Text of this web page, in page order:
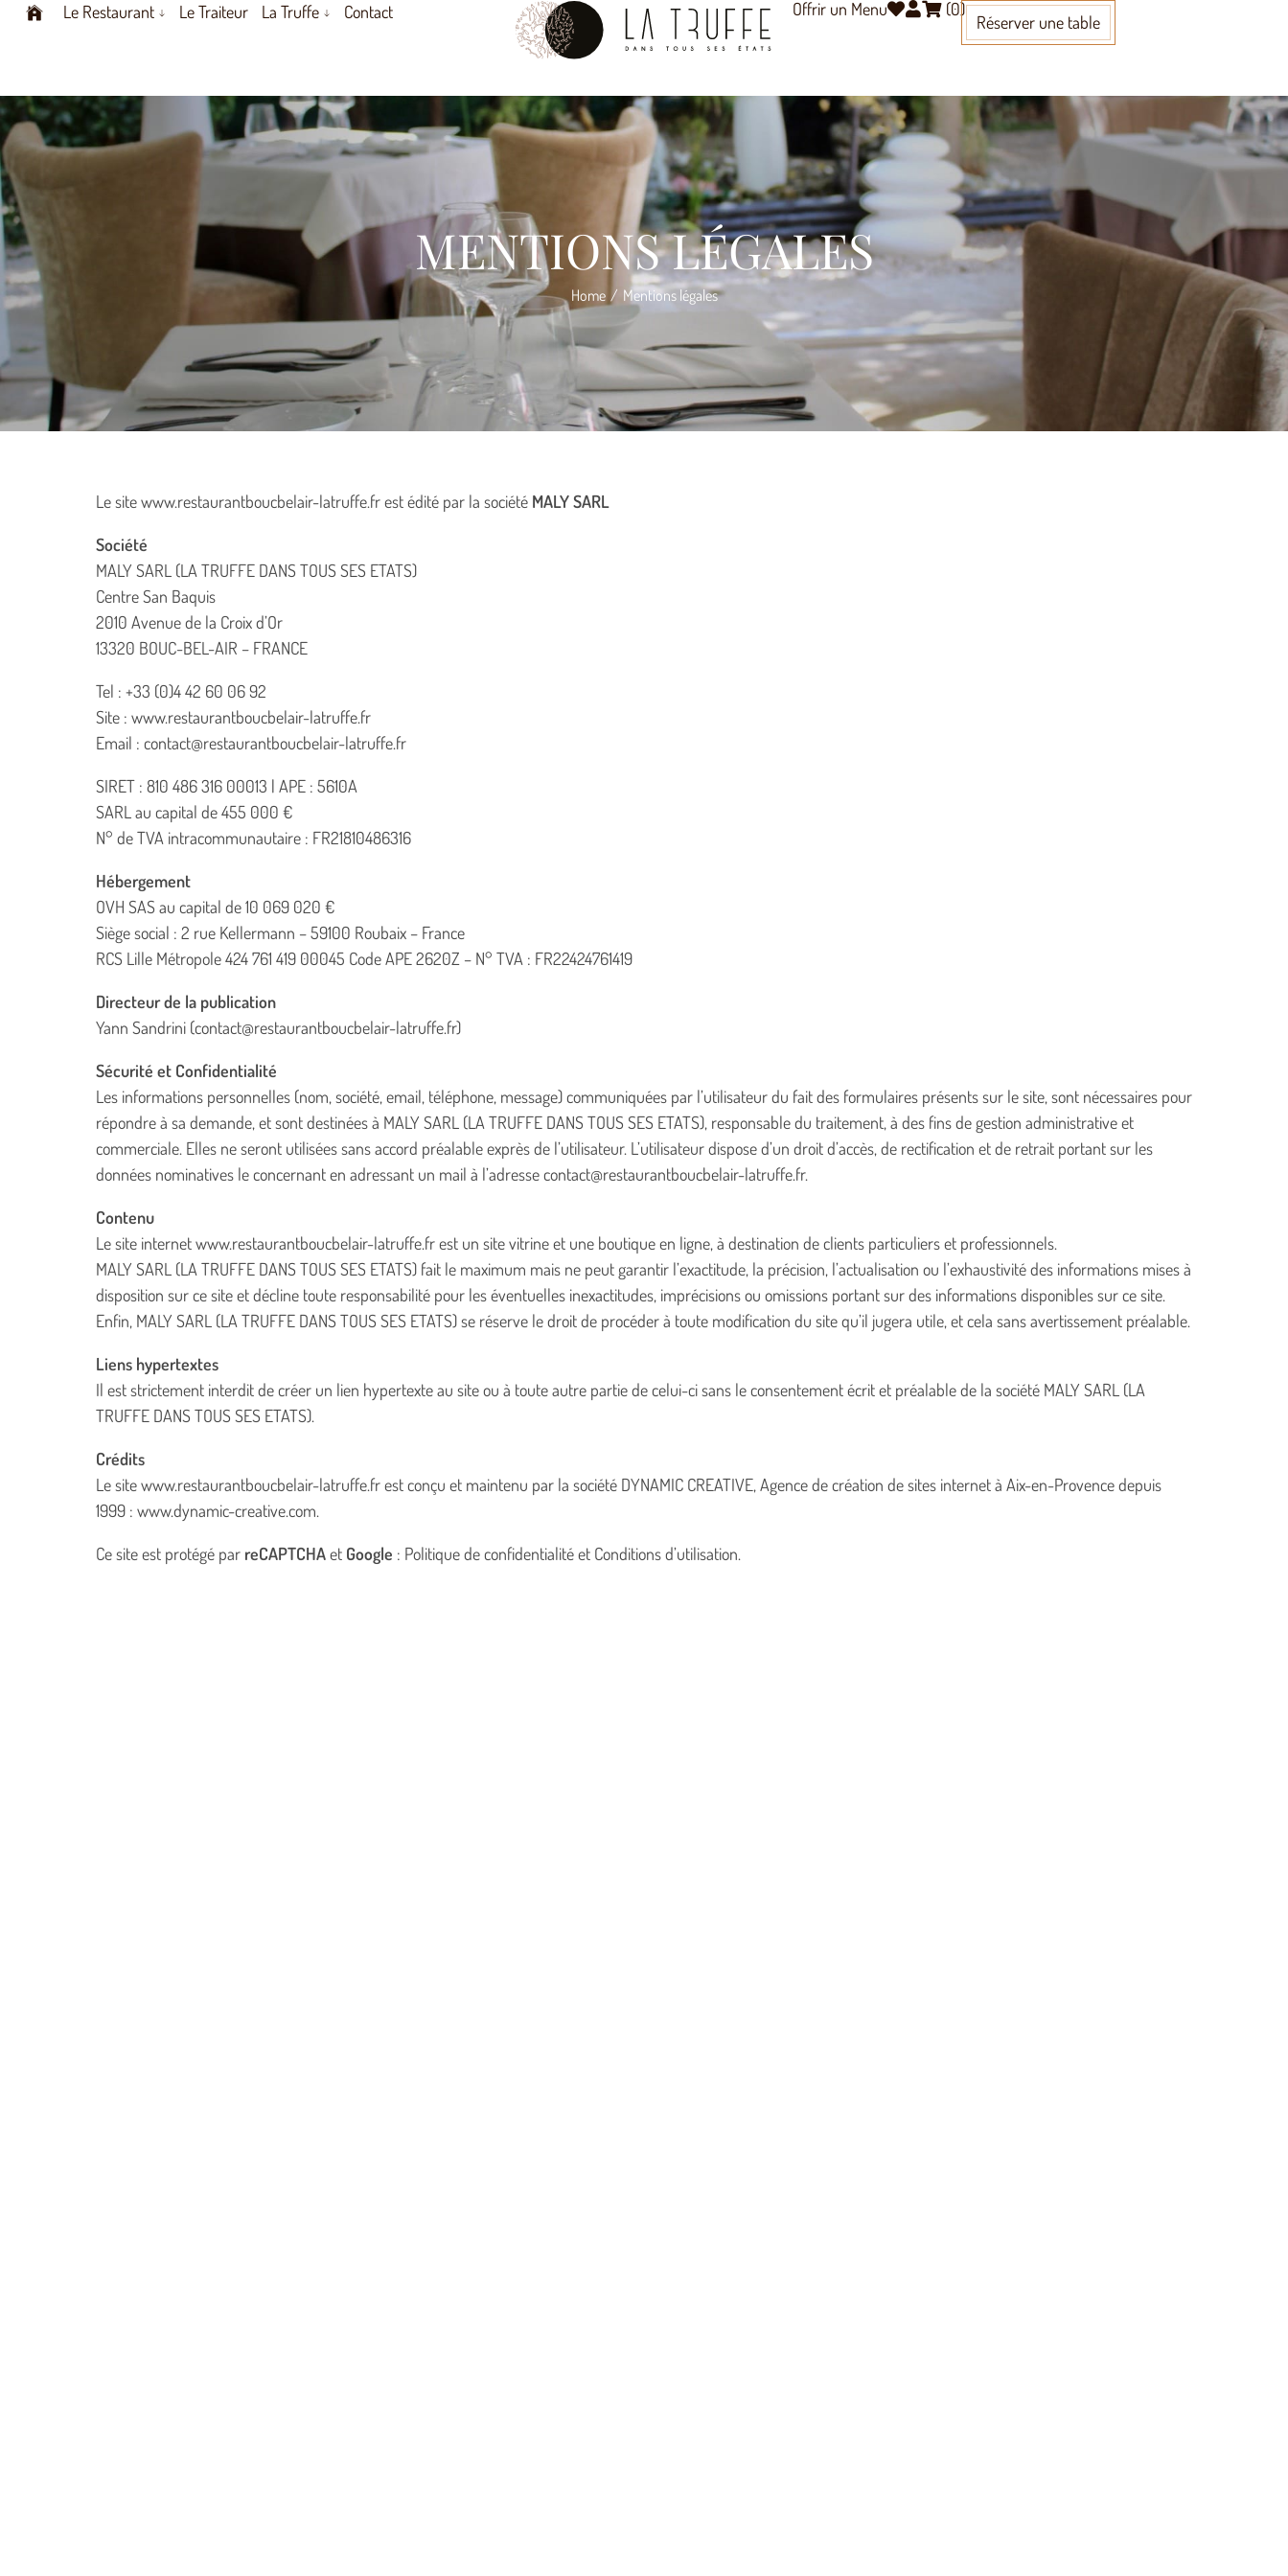
Le Restaurant Le Traiteur La Truffe Contact Offrir un Menu (0)
Réserver une table
MENTIONS LÉGALES
Home / Mentions légales
Le site www.restaurantboucbelair-latruffe.fr est édité par la société MALY SARL
Société
MALY SARL (LA TRUFFE DANS TOUS SES ETATS)
Centre San Baquis
2010 Avenue de la Croix d’Or
13320 BOUC-BEL-AIR – FRANCE
Tel : +33 (0)4 42 60 06 92
Site : www.restaurantboucbelair-latruffe.fr
Email : contact@restaurantboucbelair-latruffe.fr
SIRET : 810 486 316 00013 | APE : 5610A
SARL au capital de 455 000 €
N° de TVA intracommunautaire : FR21810486316
Hébergement
OVH SAS au capital de 10 069 020 €
Siège social : 2 rue Kellermann – 59100 Roubaix – France
RCS Lille Métropole 424 761 419 00045 Code APE 2620Z – N° TVA : FR22424761419
Directeur de la publication
Yann Sandrini (contact@restaurantboucbelair-latruffe.fr)
Sécurité et Confidentialité
Les informations personnelles (nom, société, email, téléphone, message) communiquées par l’utilisateur du fait des formulaires présents sur le site, sont nécessaires pour
répondre à sa demande, et sont destinées à MALY SARL (LA TRUFFE DANS TOUS SES ETATS), responsable du traitement, à des fins de gestion administrative et
commerciale. Elles ne seront utilisées sans accord préalable exprès de l’utilisateur. L’utilisateur dispose d’un droit d’accès, de rectification et de retrait portant sur les
données nominatives le concernant en adressant un mail à l’adresse contact@restaurantboucbelair-latruffe.fr.
Contenu
Le site internet www.restaurantboucbelair-latruffe.fr est un site vitrine et une boutique en ligne, à destination de clients particuliers et professionnels.
MALY SARL (LA TRUFFE DANS TOUS SES ETATS) fait le maximum mais ne peut garantir l’exactitude, la précision, l’actualisation ou l’exhaustivité des informations mises à
disposition sur ce site et décline toute responsabilité pour les éventuelles inexactitudes, imprécisions ou omissions portant sur des informations disponibles sur ce site.
Enfin, MALY SARL (LA TRUFFE DANS TOUS SES ETATS) se réserve le droit de procéder à toute modification du site qu’il jugera utile, et cela sans avertissement préalable.
Liens hypertextes
Il est strictement interdit de créer un lien hypertexte au site ou à toute autre partie de celui-ci sans le consentement écrit et préalable de la société MALY SARL (LA
TRUFFE DANS TOUS SES ETATS).
Crédits
Le site www.restaurantboucbelair-latruffe.fr est conçu et maintenu par la société DYNAMIC CREATIVE, Agence de création de sites internet à Aix-en-Provence depuis
1999 : www.dynamic-creative.com.
Ce site est protégé par reCAPTCHAet Google : Politique de confidentialitéet Conditions d’utilisation.